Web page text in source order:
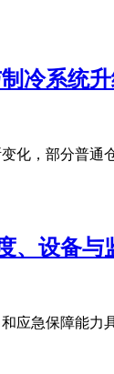
冷系统
化，部分普
、设备与
应急保障能